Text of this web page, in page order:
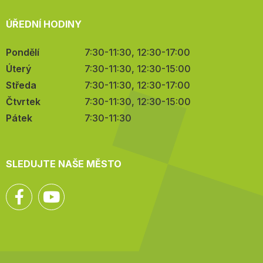
ÚŘEDNÍ HODINY
Pondělí
7:30-11:30, 12:30-17:00
Úterý
7:30-11:30, 12:30-15:00
Středa
7:30-11:30, 12:30-17:00
Čtvrtek
7:30-11:30, 12:30-15:00
Pátek
7:30-11:30
SLEDUJTE NAŠE MĚSTO
Facebook